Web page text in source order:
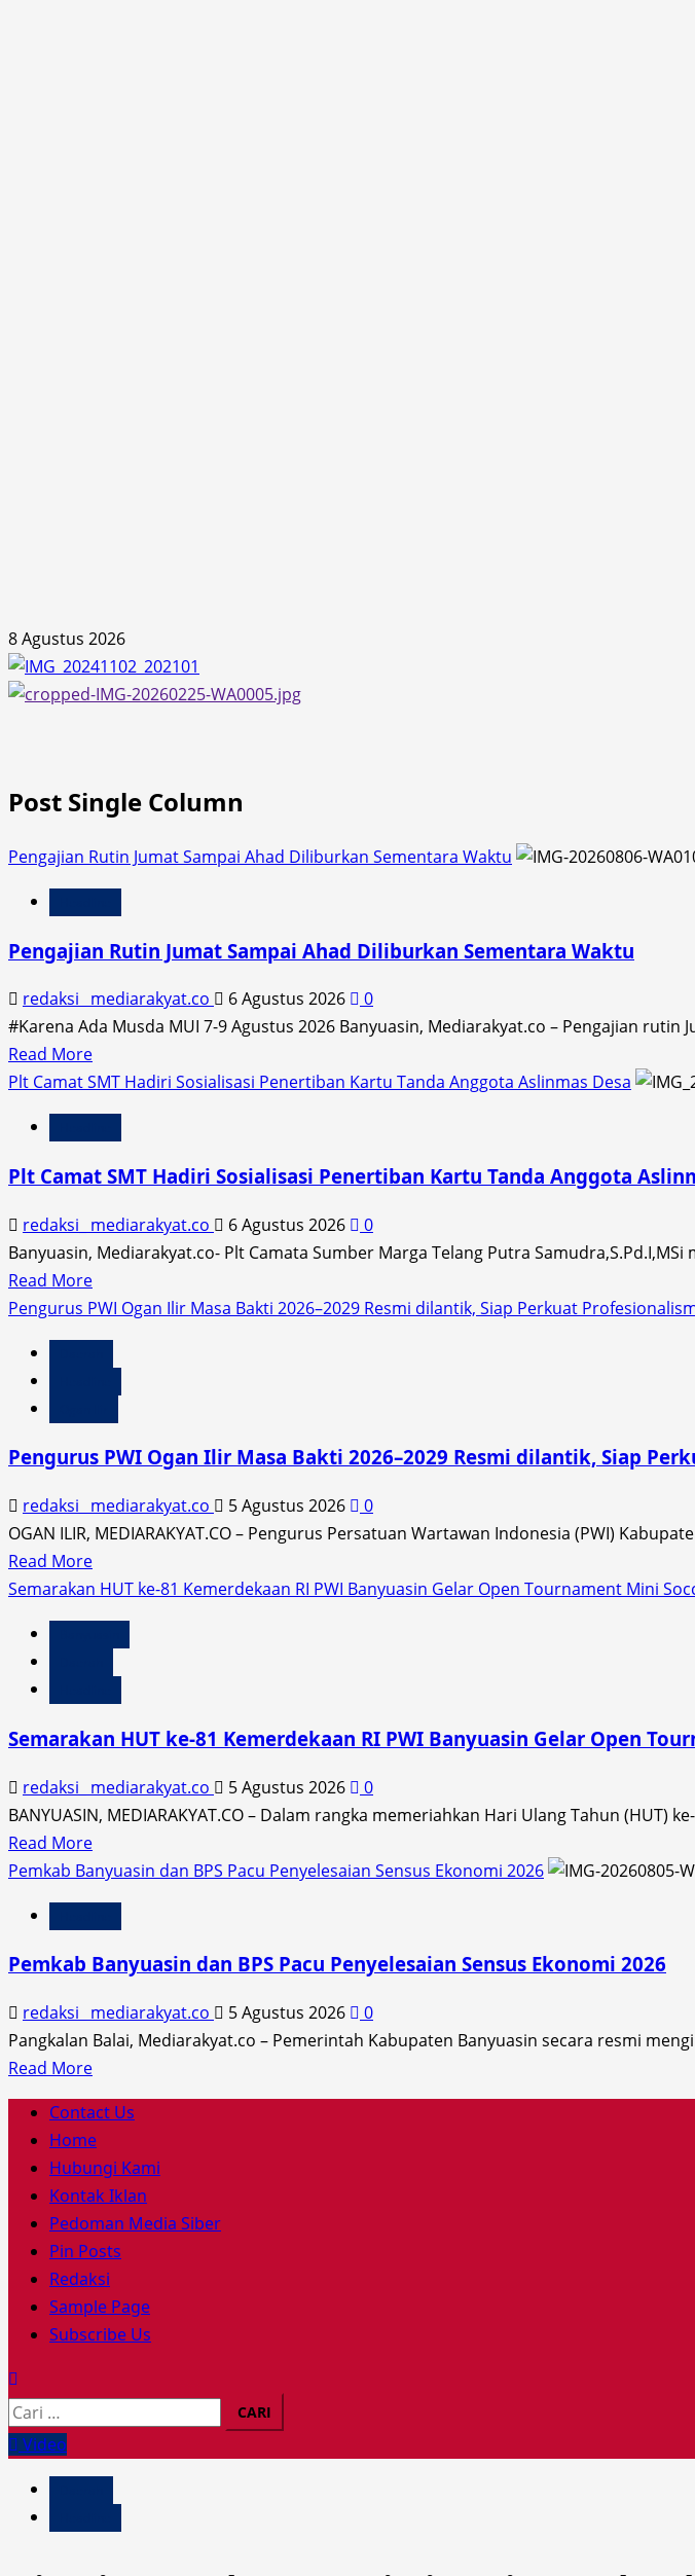
Skip
to
content
8 Agustus 2026
Post Single Column
Pengajian Rutin Jumat Sampai Ahad Diliburkan Sementara Waktu
Pengajian Rutin Jumat Sampai Ahad Diliburkan Sementara Waktu
redaksi_ mediarakyat.co 6 Agustus 2026
0
#Karena Ada Musda MUI 7-9 Agustus 2026 Banyuasin, Mediarakyat.co – Pengajian rutin
Read MoreRead
more
about
Pengajian
Rutin
Jumat
Sampai
Ahad
Sementara
Plt Camat SMT Hadiri Sosialisasi Penertiban Kartu Tanda Anggota Aslinmas Desa
Plt Camat SMT Hadiri Sosialisasi Penertiban Kartu Tanda Anggota
redaksi_ mediarakyat.co 6 Agustus 2026
0
Banyuasin, Mediarakyat.co- Plt Camata Sumber Marga Telang Putra
Read MoreRead
more
about
Camat
SMT
Hadiri
Sosialisasi
Penertiban
Kartu
Tanda
Anggota
Pengurus PWI Ogan Ilir Masa Bakti 2026–2029 Resmi dilantik, Siap Perkuat
Pengurus PWI Ogan Ilir Masa Bakti 2026–2029 Resmi dilantik, Siap
redaksi_ mediarakyat.co 5 Agustus 2026
0
OGAN ILIR, MEDIARAKYAT.CO – Pengurus Persatuan Wartawan Indonesia (PWI)
Read MoreRead
more
about
Pengurus
PWI
Ogan
Masa
Bakti
2026–
Resmi
Profesionalisme
Wartawan
Semarakan HUT ke-81 Kemerdekaan RI PWI Banyuasin Gelar Open Tournament Mini
Semarakan HUT ke-81 Kemerdekaan RI PWI Banyuasin Gelar Open
redaksi_ mediarakyat.co 5 Agustus 2026
0
BANYUASIN, MEDIARAKYAT.CO – Dalam rangka memeriahkan Hari Ulang Tahun (HUT)
Read MoreRead
more
about
Semarakan
HUT
ke-
81
Kemerdekaan
RI
Banyuasin
Gelar
Open
Tournament
Mini
Soccer
2026
Pemkab Banyuasin dan BPS Pacu Penyelesaian Sensus Ekonomi 2026
Pemkab Banyuasin dan BPS Pacu Penyelesaian Sensus Ekonomi 2026
redaksi_ mediarakyat.co 5 Agustus 2026
0
Pangkalan Balai, Mediarakyat.co – Pemerintah Kabupaten Banyuasin secara resmi
Read MoreRead
more
about
Pemkab
Banyuasin
dan
BPS
Pacu
Penyelesaian
Sensus
Ekonomi
Primary
Menu
Contact Us
Home
Hubungi Kami
Kontak Iklan
Pedoman Media Siber
Pin Posts
Redaksi
Sample Page
Subscribe Us
Cari
untuk:
Video